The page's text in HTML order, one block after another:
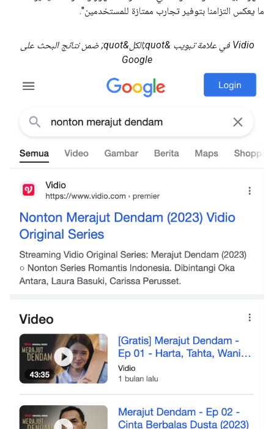
ما يعكس التزامنا بتوفير تجارب ممتازة للمستخدمين".
‫Vidio في علامة تبويب &quot;الكل&quot; ضمن نتائج البحث على
Google